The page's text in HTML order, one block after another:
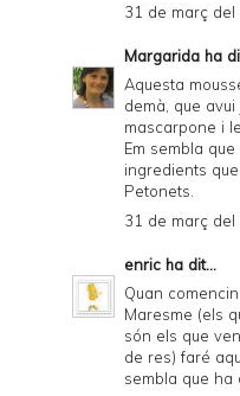
31 de març
Margarida ha
Aquesta
demà, que
mascarpone i
Em sembla
ingredients que
Petonets.
31 de març
enric ha dit...
Quan
Maresme (els
són els que
de res) faré
sembla que ha